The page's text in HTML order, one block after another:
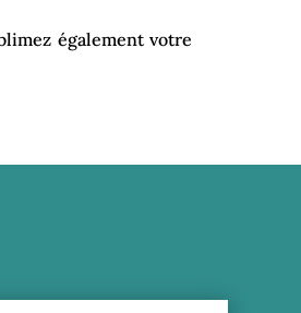
également votre